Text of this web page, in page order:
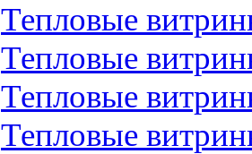
Тепловые
Тепловые
Тепловые
Тепловые